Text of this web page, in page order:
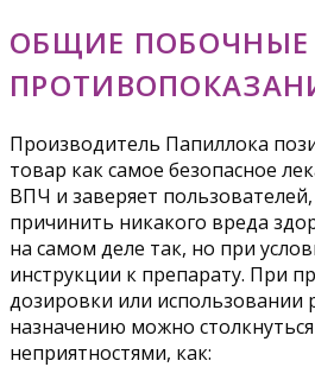
ОБЩИЕ ПОБОЧНЫЕ
Производитель Папиллока
товар как самое безопасное
ВПЧ и заверяет
причинить никакого вреда
на самом деле так, но при
инструкции к препарату. При
дозировки или использовании
назначению можно
неприятностями, как: